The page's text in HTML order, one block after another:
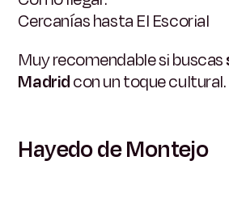
Cercanías hasta El Escorial
Muy recomendable si buscas
Madridcon un toque cultural.
Hayedo de Montejo